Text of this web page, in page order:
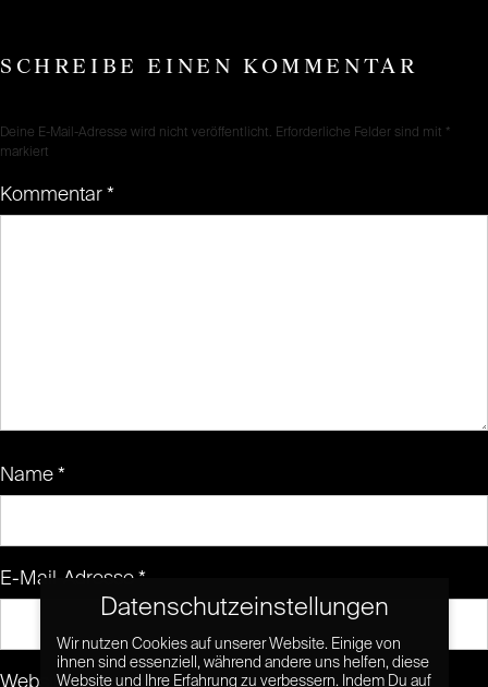
SCHREIBE EINEN KOMMENTAR
Deine E-Mail-Adresse wird nicht veröffentlicht. Erforderliche Felder sind mit *
markiert
Kommentar *
Name *
E-Mail-Adresse *
Website
Datenschutzeinstellungen
Wir nutzen Cookies auf unserer Website. Einige von
ihnen sind essenziell, während andere uns helfen, diese
Website und Ihre Erfahrung zu verbessern. Indem Du auf